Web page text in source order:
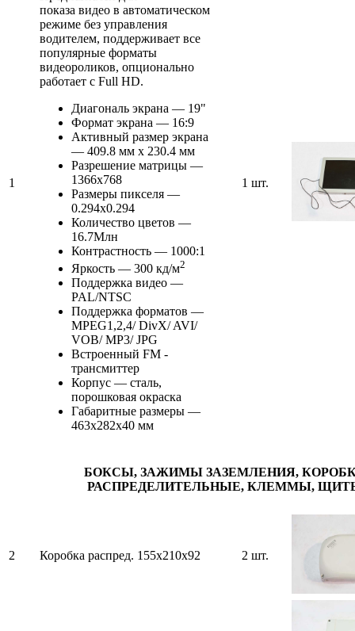
1
показа видео в автоматическом
режиме без управления
водителем, поддерживает все
популярные форматы
видеороликов, опционально
работает с Full HD.
Диагональ экрана — 19"
Формат экрана — 16:9
Активный размер экрана
— 409.8 мм х 230.4 мм
Разрешение матрицы —
1366x768
Размеры пикселя —
0.294х0.294
Количество цветов —
16.7Mлн
Контрастность — 1000:1
Яркость — 300 кд/м2
Поддержка видео —
PAL/NTSC
Поддержка форматов —
MPEG1,2,4/ DivX/ AVI/
VOB/ MP3/ JPG
Встроенный FM -
трансмиттер
Корпус — сталь,
порошковая окраска
Габаритные размеры —
463х282х40 мм
1 шт.
БОКСЫ, ЗАЖИМЫ ЗАЗЕМЛЕНИЯ,
РАСПРЕДЕЛИТЕЛЬНЫЕ, КЛЕММЫ,
2 Коробка распред. 155х210х92 2 шт.